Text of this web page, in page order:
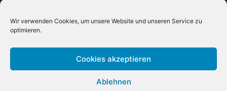
Wir verwenden Cookies, um unsere Website und unseren Service zu
optimieren.
Cookies akzeptieren
Ablehnen
Datenschutzerklärung